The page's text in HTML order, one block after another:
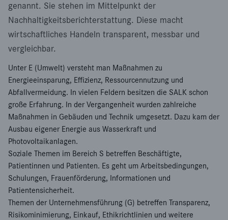
genannt. Sie stehen im Mittelpunkt der
Nachhaltigkeitsberichterstattung. Diese macht
wirtschaftliches Handeln transparent, messbar und
vergleichbar.
Unter E (Umwelt) versteht man Maßnahmen zu
Energieeinsparung, Effizienz, Ressourcennutzung und
Abfallvermeidung. In vielen Feldern besitzen die SALK schon
große Erfahrung. In der Vergangenheit wurden zahlreiche
Maßnahmen in Gebäuden und Technik umgesetzt. Dazu kam der
Ausbau eigener Energie aus Wasserkraft und
Photovoltaikanlagen.
Soziale Themen im Bereich S betreffen Beschäftigte,
Patientinnen und Patienten. Es geht um Arbeitsbedingungen,
Schulungen, Frauenförderung, Informationen und
Patientensicherheit.
Themen der Unternehmensführung (G) betreffen Transparenz,
Risikominimierung, Einkauf, Ethikrichtlinien und weitere